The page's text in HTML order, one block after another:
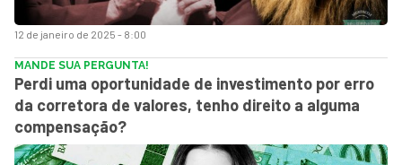
12 de janeiro de 2025 - 8:00
MANDE SUA PERGUNTA!
Perdi uma oportunidade de investimento por erro
da corretora de valores, tenho direito a alguma
compensação?